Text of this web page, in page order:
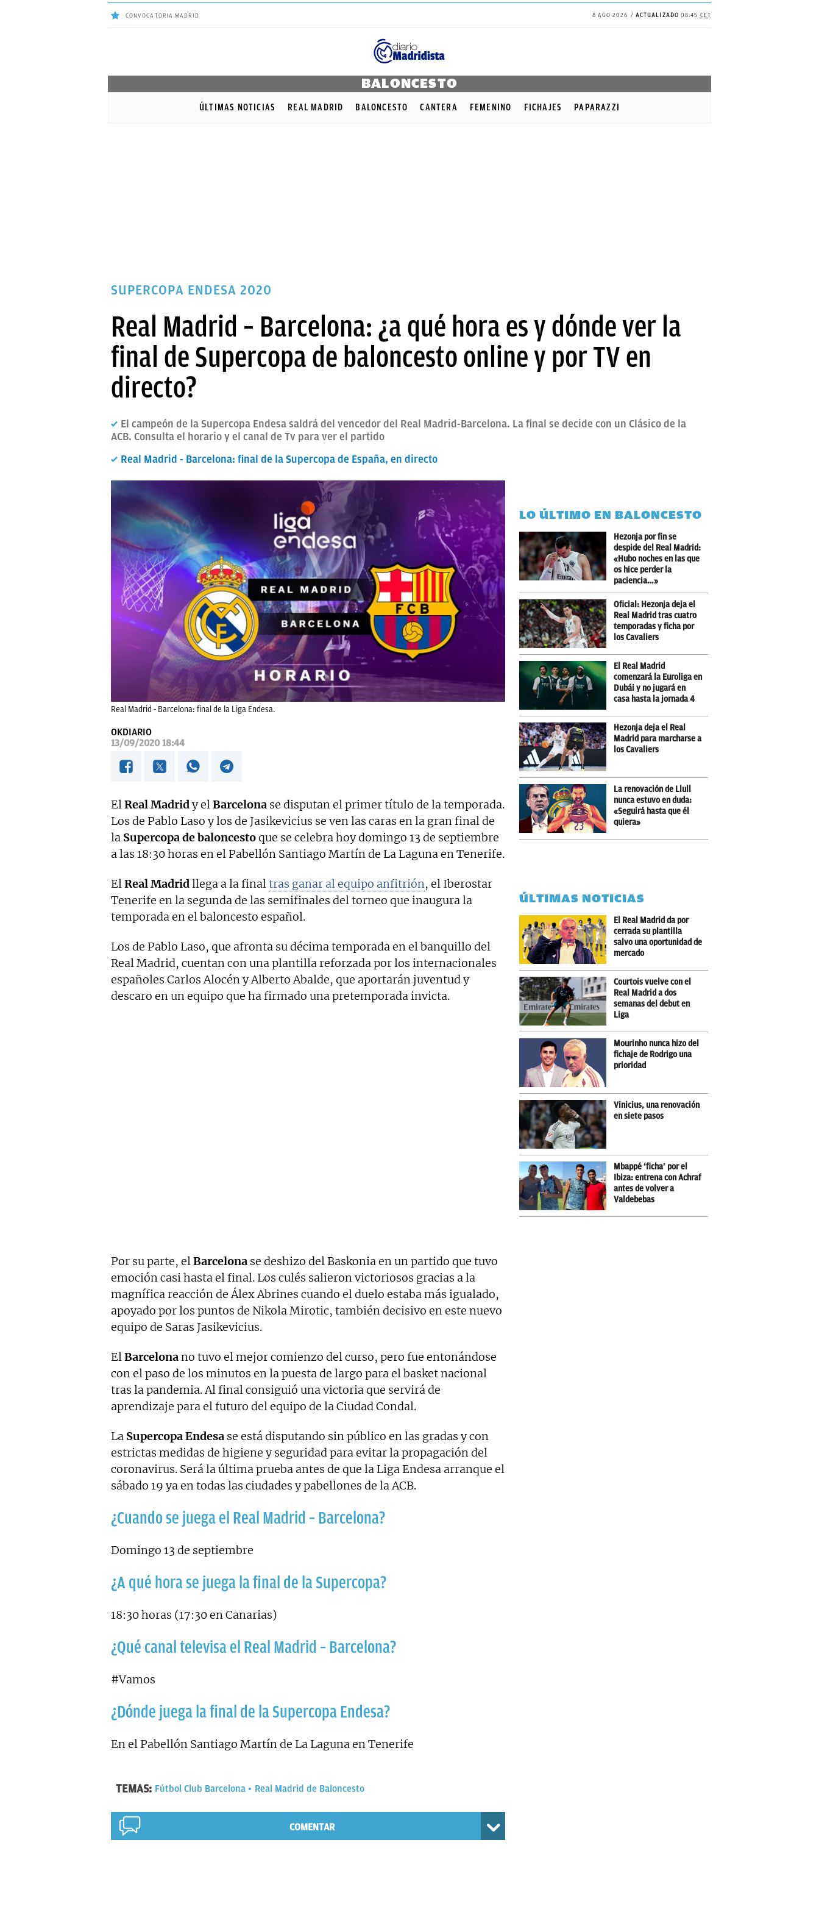
CONVOCATORIA MADRID 8 AGO 2026 ACTUALIZADO 08:45 CET
ÚLTIMAS
PAPARAZZI
BALONCESTO
ÚLTIMAS NOTICIAS REAL MADRID BALONCESTO CANTERA FEMENINO FICHAJES PAPARAZZI
SUPERCOPA ENDESA 2020
Real Madrid – Barcelona: ¿a qué hora es y dónde ver la
final de Supercopa de baloncesto online y por TV en
directo?
El campeón de la Supercopa Endesa saldrá del vencedor del Real Madrid-Barcelona. La final se decide con un Clásico de la
ACB. Consulta el horario y el canal de Tv para ver el partido
Real Madrid - Barcelona: final de la Supercopa de España, en directo
Real Madrid - Barcelona: final de la Liga Endesa.
OKDIARIO
13/09/2020 18:44
ElReal Madridy elBarcelona se disputan el primer título de la temporada.
Los de Pablo Laso y los de Jasikevicius se ven las caras en la gran final de
la Supercopa de baloncestoque se celebra hoy domingo 13 de septiembre
a las 18:30 horas en el Pabellón Santiago Martín de La Laguna en Tenerife.
ElReal Madridllega a la finaltras ganar al equipo anfitrión, el Iberostar
Tenerife en la segunda de las semifinales del torneo que inaugura la
temporada en el baloncesto español.
Los de Pablo Laso, que afronta su décima temporada en el banquillo del
Real Madrid, cuentan con una plantilla reforzada por los internacionales
españoles Carlos Alocén y Alberto Abalde, que aportarán juventud y
descaro en un equipo que ha firmado una pretemporada invicta.
Por su parte, elBarcelona se deshizo del Baskonia en un partido que tuvo
emoción casi hasta el final. Los culés salieron victoriosos gracias a la
magnífica reacción de Álex Abrines cuando el duelo estaba más igualado,
apoyado por los puntos de Nikola Mirotic, también decisivo en este nuevo
equipo de Saras Jasikevicius.
ElBarcelonano tuvo el mejor comienzo del curso, pero fue entonándose
con el paso de los minutos en la puesta de largo para el basket nacional
tras la pandemia. Al final consiguió una victoria que servirá de
aprendizaje para el futuro del equipo de la Ciudad Condal.
La Supercopa Endesa se está disputando sin público en las gradas y con
estrictas medidas de higiene y seguridad para evitar la propagación del
coronavirus. Será la última prueba antes de que la Liga Endesa arranque el
sábado 19 ya en todas las ciudades y pabellones de la ACB.
¿Cuando se juega el Real Madrid – Barcelona?
Domingo 13 de septiembre
¿A qué hora se juega la final de la Supercopa?
18:30 horas (17:30 en Canarias)
¿Qué canal televisa el Real Madrid – Barcelona?
#Vamos
¿Dónde juega la final de la Supercopa Endesa?
En el Pabellón Santiago Martín de La Laguna en Tenerife
TEMAS: Fútbol Club Barcelona Real Madrid de Baloncesto
COMENTAR
LO ÚLTIMO EN BALONCESTO
Hezonja por fin se
despide del Real Madrid:
«Hubo noches en las que
os hice perder la
paciencia…»
Oficial: Hezonja deja el
Real Madrid tras cuatro
temporadas y ficha por
los Cavaliers
El Real Madrid
comenzará la Euroliga en
Dubái y no jugará en
casa hasta la jornada 4
Hezonja deja el Real
Madrid para marcharse a
los Cavaliers
La renovación de Llull
nunca estuvo en duda:
«Seguirá hasta que él
quiera»
ÚLTIMAS NOTICIAS
El Real Madrid da por
cerrada su plantilla
salvo una oportunidad de
mercado
Courtois vuelve con el
Real Madrid a dos
semanas del debut en
Liga
Mourinho nunca hizo del
fichaje de Rodrigo una
prioridad
Vinicius, una renovación
en siete pasos
Mbappé ‘ficha’ por el
Ibiza: entrena con Achraf
antes de volver a
Valdebebas